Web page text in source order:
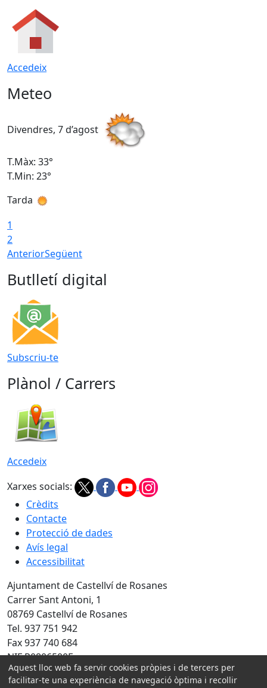
Accedeix
Meteo
Divendres, 7 d’agost
T.Màx: 33°
T.Min: 23°
Tarda
1
2
AnteriorSegüent
Butlletí digital
Subscriu-te
Plànol / Carrers
Accedeix
Xarxes socials:
Crèdits
Contacte
Protecció de dades
Avís legal
Accessibilitat
Ajuntament de Castellví de Rosanes
Carrer Sant Antoni, 1
08769 Castellví de Rosanes
Tel. 937 751 942
Fax 937 740 684
NIF P0806500E
Amb la col·laboració de:
Aquest lloc web fa servir cookies pròpies i de tercers per
facilitar-te una experiència de navegació òptima i recollir